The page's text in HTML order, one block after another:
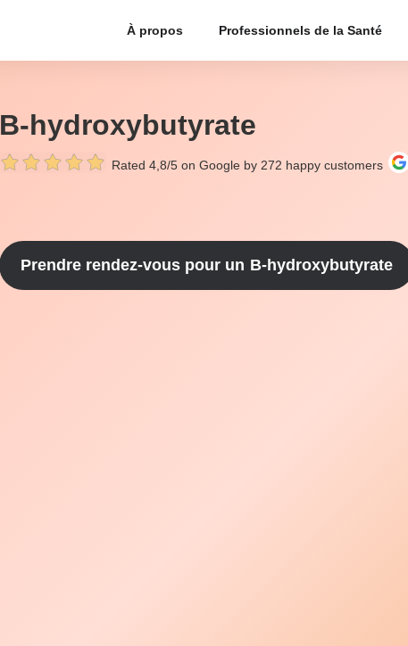
À propos Professionnels de la Santé
B-hydroxybutyrate
Rated 4,8/5 on Google by 272 happy customers
Prendre rendez-vous pour un B-hydroxybutyrate